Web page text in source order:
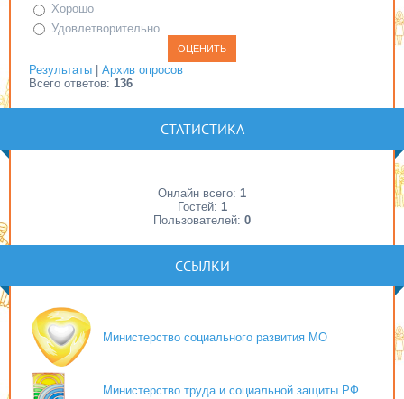
Хорошо
Удовлетворительно
Результаты
Архив опросов
Всего ответов: 136
СТАТИСТИКА
Онлайн всего: 1
Гостей: 1
Пользователей: 0
ССЫЛКИ
Министерство социального развития МО
Министерство труда и социальной защиты РФ